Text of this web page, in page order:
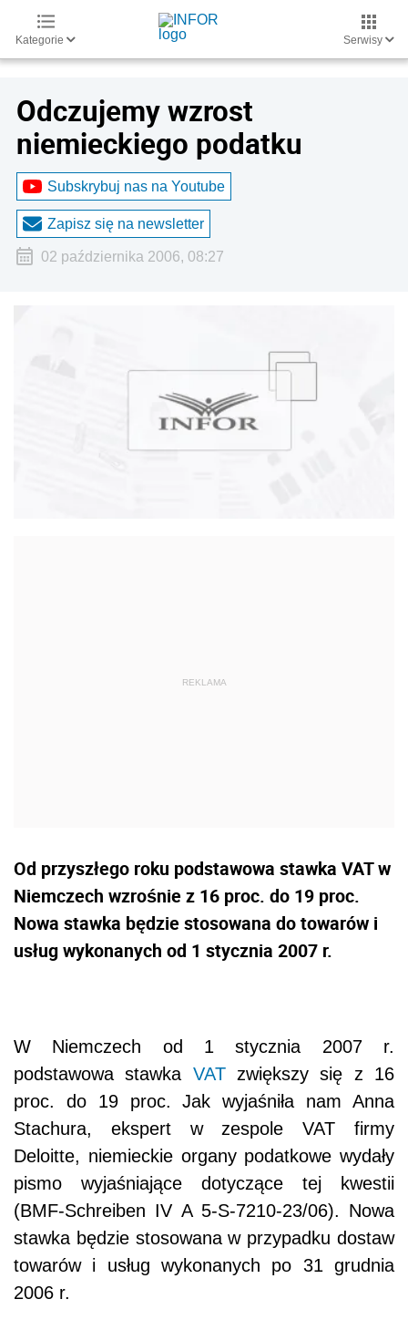
Kategorie Serwisy
Odczujemy wzrost
niemieckiego podatku
Subskrybuj nas na Youtube
Zapisz się na newsletter
02 października 2006, 08:27
Od przyszłego roku podstawowa stawka VAT w
Niemczech wzrośnie z 16 proc. do 19 proc.
Nowa stawka będzie stosowana do towarów i
usług wykonanych od 1 stycznia 2007 r.
W Niemczech od 1 stycznia 2007 r.
podstawowa stawka VATzwiększy się z 16
proc. do 19 proc. Jak wyjaśniła nam Anna
Stachura, ekspert w zespole VAT firmy
Deloitte, niemieckie organy podatkowe wydały
pismo wyjaśniające dotyczące tej kwestii
(BMF-Schreiben IV A 5-S-7210-23/06). Nowa
stawka będzie stosowana w przypadku dostaw
towarów i usług wykonanych po 31 grudnia
2006 r.